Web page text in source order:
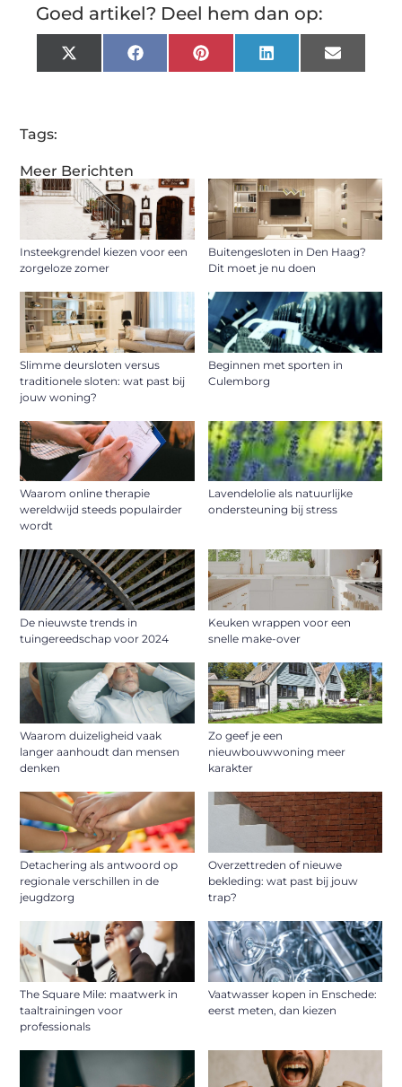
Meer Berichten
Insteekgrendel kiezen voor een
zorgeloze zomer
Buitengesloten in Den Haag?
Dit moet je nu doen
Slimme deursloten versus
traditionele sloten: wat past bij
jouw woning?
Beginnen met sporten in
Culemborg
Waarom online therapie
wereldwijd steeds populairder
wordt
Lavendelolie als natuurlijke
ondersteuning bij stress
De nieuwste trends in
tuingereedschap voor 2024
Keuken wrappen voor een
snelle make-over
Waarom duizeligheid vaak
langer aanhoudt dan mensen
denken
Zo geef je een
nieuwbouwwoning meer
karakter
Detachering als antwoord op
regionale verschillen in de
jeugdzorg
Overzettreden of nieuwe
bekleding: wat past bij jouw
trap?
The Square Mile: maatwerk in
taaltrainingen voor
professionals
Vaatwasser kopen in Enschede:
eerst meten, dan kiezen
Goed artikel? Deel hem dan op:
X
(Twitter)
FacebookPinterestLinkedInEmail
Tags: